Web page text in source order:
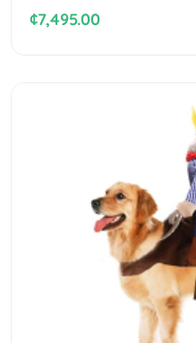
¢7,495.00